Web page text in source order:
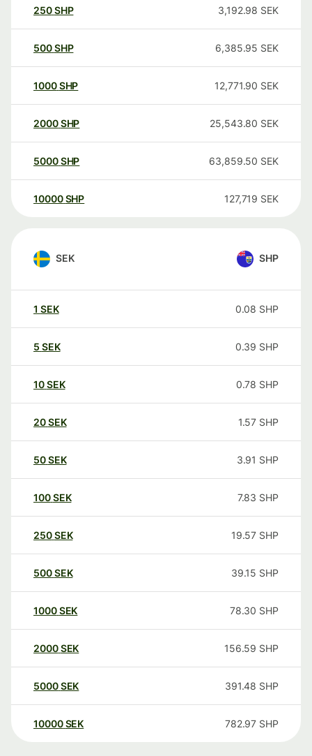
250SHP 3,192.98 SEK
500SHP 6,385.95 SEK
1000SHP 12,771.90 SEK
2000SHP 25,543.80 SEK
5000SHP 63,859.50 SEK
10000 SHP 127,719 SEK
SEK SHP
1 SEK 0.08 SHP
5 SEK 0.39 SHP
10SEK 0.78 SHP
20SEK 1.57 SHP
50SEK 3.91 SHP
100SEK 7.83 SHP
250SEK 19.57 SHP
500SEK 39.15 SHP
1000SEK 78.30 SHP
2000SEK 156.59 SHP
5000SEK 391.48 SHP
10000 SEK 782.97 SHP